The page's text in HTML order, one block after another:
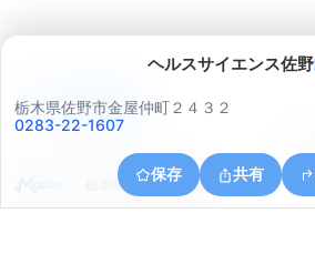
ヘルスサイエンス佐野
栃木県佐野市金屋仲町２４３２
0283-22-1607
保存 共有
栃木県佐野市富岡町
アプリで見る